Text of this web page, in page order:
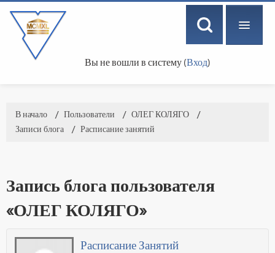
Вы не вошли в систему (Вход)
В начало → Пользователи → ОЛЕГ КОЛЯГО
→
Записи блога
→ Расписание занятий
Запись блога пользователя
«ОЛЕГ КОЛЯГО»
Расписание Занятий